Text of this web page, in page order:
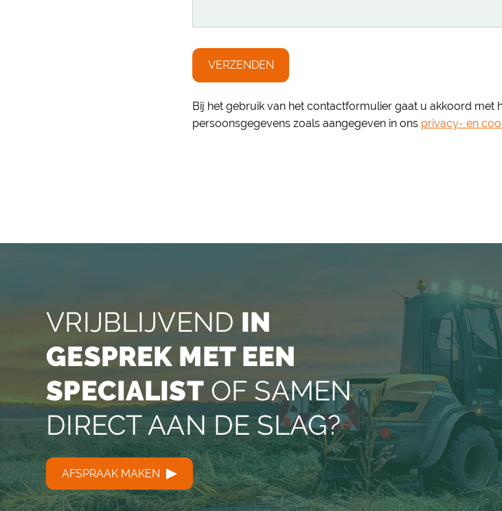
Bij het gebruik van het contactformulier gaat u akkoord
persoonsgegevens zoals aangegeven in ons privacy- en
VRIJBLIJVEND IN
GESPREK MET EEN
SPECIALISTOF SAMEN
DIRECT AAN DE SLAG?
AFSPRAAK MAKEN